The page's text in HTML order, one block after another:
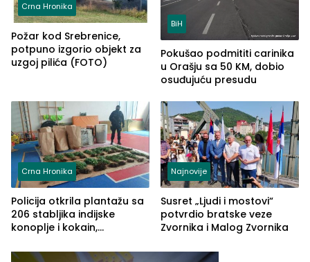
Crna Hronika
Požar kod Srebrenice,
potpuno izgorio objekt za
uzgoj pilića (FOTO)
BiH
Pokušao podmititi carinika
u Orašju sa 50 KM, dobio
osuđujuću presudu
Crna Hronika
Policija otkrila plantažu sa
206 stabljika indijske
konoplje i kokain,
(FOTO)
Najnovije
Susret „Ljudi i mostovi“
potvrdio bratske veze
Zvornika i Malog Zvornika